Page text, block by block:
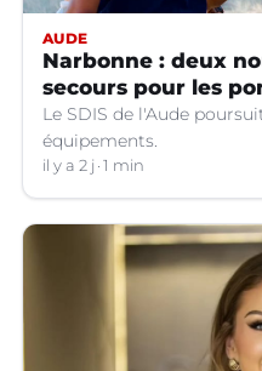
AUDE
Narbonne : deux
secours pour les
Le SDIS de l'Aude
équipements.
il y a 2 j 1 min